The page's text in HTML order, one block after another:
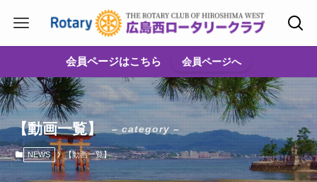
会員ページはこちら 会員ページへ
【動画一覧】 – category –
NEWS 【動画一覧】